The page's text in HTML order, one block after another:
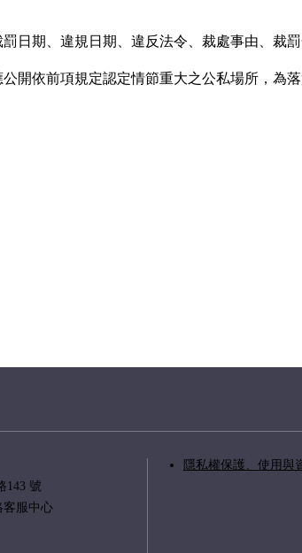
日期、違規日期、違反法令、裁處事由、裁
開依前項規定認定情節重大之公私場所，
143 號
客服中心
隱私權保護、使用與